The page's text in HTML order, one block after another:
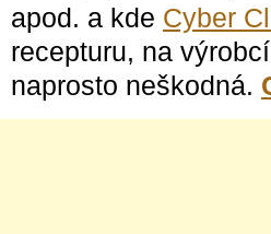
apod. a kde Cyber
recepturu, na
naprosto neškodná.